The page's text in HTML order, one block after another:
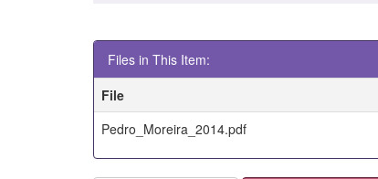
Files in This Item:
File
Pedro_Moreira_2014.pdf